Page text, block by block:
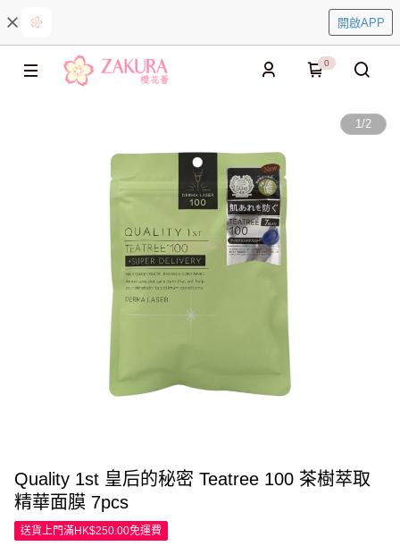
開啟APP
0
1/2
Quality 1st 皇后的秘密 Teatree 100 茶樹萃取
精華面膜 7pcs
送貨上門滿HK$250.00免運費